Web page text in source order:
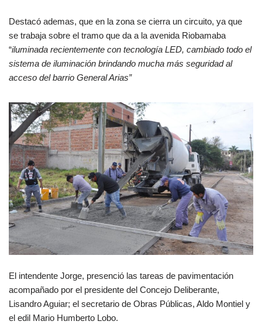
Destacó ademas, que en la zona se cierra un circuito, ya que
se trabaja sobre el tramo que da a la avenida Riobamaba
“iluminada recientemente con tecnología LED, cambiado todo el
sistema de iluminación brindando mucha más seguridad al
acceso del barrio General Arias”
El intendente Jorge, presenció las tareas de pavimentación
acompañado por el presidente del Concejo Deliberante,
Lisandro Aguiar; el secretario de Obras Públicas, Aldo Montiel y
el edil Mario Humberto Lobo.